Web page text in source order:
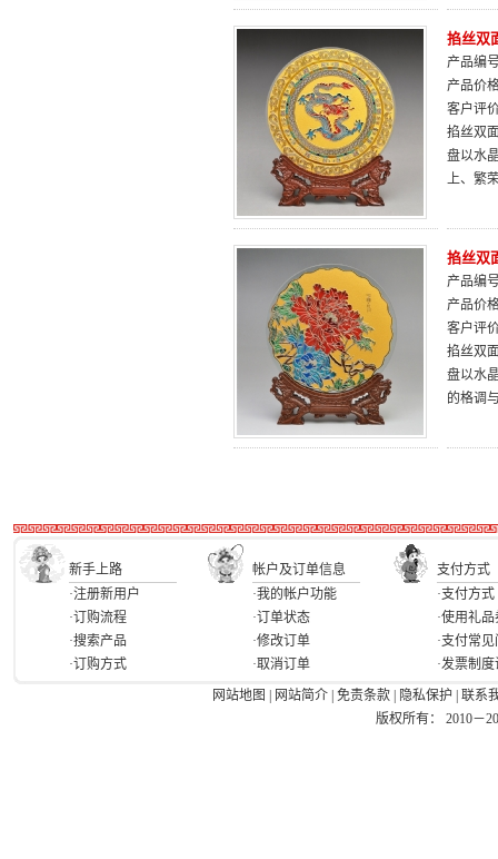
掐丝双
产品编
产品价
客户评
掐丝双
盘以水
上、繁
掐丝双
产品编
产品价
客户评
掐丝双
盘以水
的格调
新手上路 帐户及订单信息
支付方式
·注册新用户
·订购流程
·搜索产品
·订购方式
·我的帐户功能
·订单状态
·修改订单
·取消订单
·支付方式
·使用礼品
·支付常
·发票制
网站地图
网站简介 免责条款 隐私保护
联系
版权所有： 2010－